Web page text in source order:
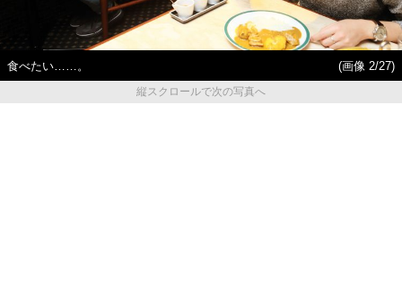
食べたい……。
(画像 2/27)
縦スクロールで次の写真へ